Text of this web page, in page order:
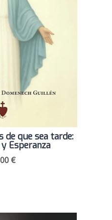
de que sea tarde:
Esperanza
€